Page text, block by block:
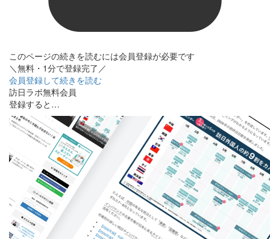
このページの続きを読むには会員登録が必要です
＼無料・1分で登録完了／
会員登録して続きを読む
訪日ラボ無料会員
登録すると…